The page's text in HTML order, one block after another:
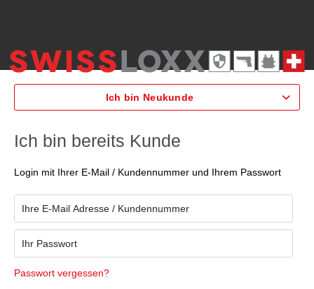
Ich bin Neukunde
Ich bin bereits Kunde
Login mit Ihrer E-Mail / Kundennummer und Ihrem Passwort
Passwort vergessen?